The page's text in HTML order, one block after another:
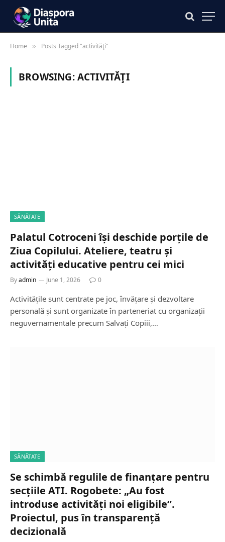
Home » Posts Tagged "activităţi"
BROWSING:ACTIVITĂŢI
SĂNĂTATE
Palatul Cotroceni își deschide porțile de
Ziua Copilului. Ateliere, teatru și
activități educative pentru cei mici
Byadmin June 1, 2026 0
Activitățile sunt centrate pe joc, învățare și dezvoltare
personală și sunt organizate în parteneriat cu organizații
neguvernamentale precum Salvați Copiii,…
SĂNĂTATE
Se schimbă regulile de finanțare pentru
secțiile ATI. Rogobete: „Au fost
introduse activități noi eligibile”.
Proiectul, pus în transparență
decizională